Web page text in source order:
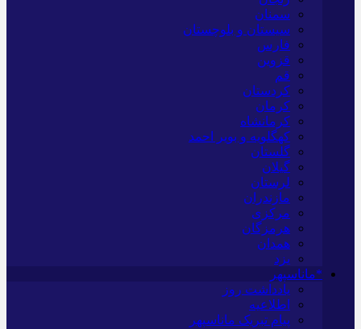
سمنان
سیستان و بلوچستان
فارس
قزوین
قم
کردستان
کرمان
کرمانشاه
کهگلویه و بویر احمد
گلستان
گیلان
لرستان
مازندران
مرکزی
هرمزگان
همدان
یزد
*ماناسپهر
یادداشت روز
اطلاعیه
پیام تبریک ماناسپهر